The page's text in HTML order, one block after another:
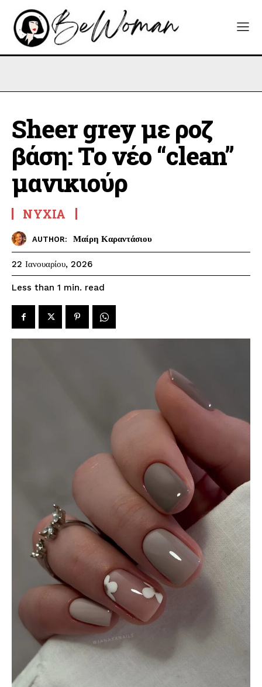
Sheer grey με ροζ
βάση: Το νέο “clean”
μανικιούρ
ΝΎΧΙΑ
AUTHOR: Μαίρη Καραντάσιου
22 Ιανουαρίου, 2026
Less than 1 min. read